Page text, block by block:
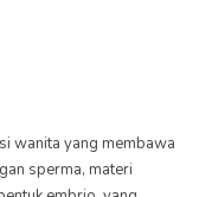
dapat memengaruhi